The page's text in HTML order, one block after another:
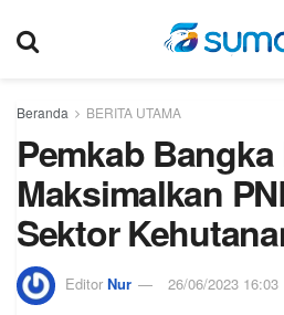
Beranda BERITA UTAMA
Pemkab
Maksimalkan
Sektor
Editor Nur 26/06/2023 16:03